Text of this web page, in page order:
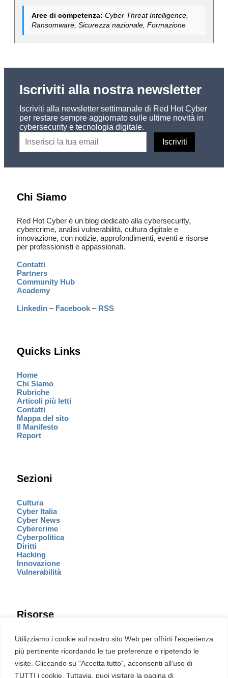
Utilizziamo i cookie sul nostro sito Web per offrirti l'esperienza
più pertinente ricordando le tue preferenze e ripetendo le
visite. Cliccando su "Accetta tutto", acconsenti all'uso di
TUTTI i cookie. Tuttavia, puoi visitare la pagina di
Aree di competenza: Cyber Threat Intelligence,
Ransomware, Sicurezza nazionale, Formazione
Iscriviti alla nostra newsletter
Iscriviti alla newsletter settimanale di Red Hot Cyber
per restare sempre aggiornato sulle ultime novità in
cybersecurity e tecnologia digitale.
Chi Siamo
Red Hot Cyber è un blog dedicato alla cybersecurity,
cybercrime, analisi vulnerabilità, cultura digitale e
innovazione, con notizie, approfondimenti, eventi e risorse
per professionisti e appassionati.
Contatti
Partners
Community Hub
Academy
Linkedin – Facebook – RSS
Quicks Links
Home
Chi Siamo
Rubriche
Articoli più letti
Contatti
Mappa del sito
Il Manifesto
Report
Sezioni
Cultura
Cyber Italia
Cyber News
Cybercrime
Cyberpolitica
Diritti
Hacking
Innovazione
Vulnerabilità
Risorse
Eventi
Fumetto Cyber
Newsletter
Servizi
Pubblicità